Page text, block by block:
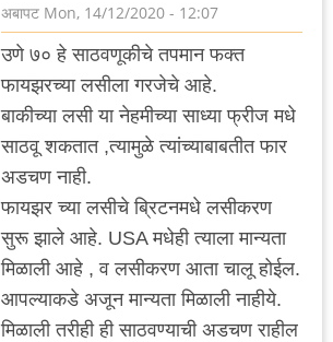
अबापट Mon, 14/12/2020 - 12:07
In
तांत्रीक-
या
दिल्या
उणे ७० हे साठवणूकीचे तपमान फक्त
फायझरच्या लसीला गरजेचे आहे.
बाकीच्या लसी या नेहमीच्या साध्या फ्रीज मधे
साठवू शकतात ,त्यामुळे त्यांच्याबाबतीत फार
अडचण नाही.
फायझर च्या लसीचे ब्रिटनमधे लसीकरण
सुरू झाले आहे. USA मधेही त्याला मान्यता
मिळाली आहे , व लसीकरण आता चालू होईल.
आपल्याकडे अजून मान्यता मिळाली नाहीये.
मिळाली तरीही ही साठवण्याची अडचण राहील